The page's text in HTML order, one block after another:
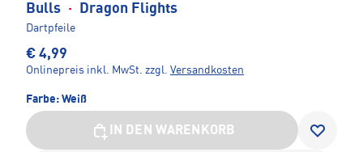
Bulls · Dragon Flights
Dartpfeile
€ 4,99
Onlinepreis inkl. MwSt. zzgl. Versandkosten
Farbe: Weiß
IN DEN WARENKORB